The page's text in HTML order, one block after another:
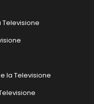
la Televisione